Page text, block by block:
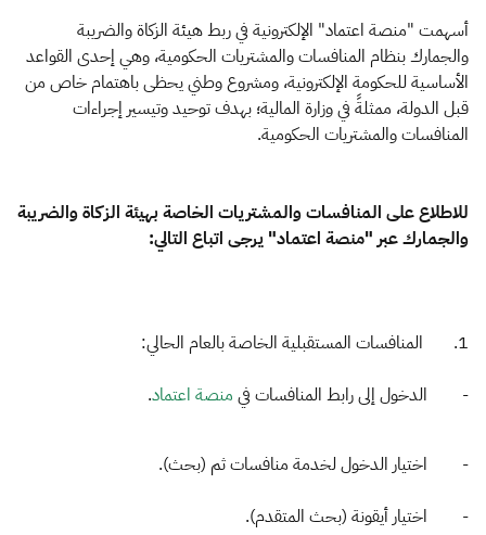
اقتراحات
الزكاة الجمارك
ضريبة القيمة المضافة
الإقرار الضريبي
التصرفات العقارية
​أسهمت "منصة اعتماد" الإلكترونية في ربط هيئة الزكاة والضريبة
والجمارك بنظام المنافسات والمشتريات الحكومية، وهي إحدى القواعد
الأساسية للحكومة الإلكترونية، ومشروع وطني يحظى باهتمام خاص من
قبل الدولة، ممثلةً في وزارة المالية؛ بهدف توحيد وتيسير إجراءات
المنافسات والمشتريات الحكومية. ​
للاطلاع على المنافسات والمشتريات الخاصة بهيئة الزكاة والضريبة
والجمارك عبر "منصة اعتماد" يرجى اتباع التالي:
1. المنافسات المستقبلية الخاصة بالعام الحالي:
- الدخول إلى رابط المنافسات في منصة اعتماد.
- اختيار الدخول لخدمة منافسات ثم (بحث).
- اختيار أيقونة (بحث المتقدم).